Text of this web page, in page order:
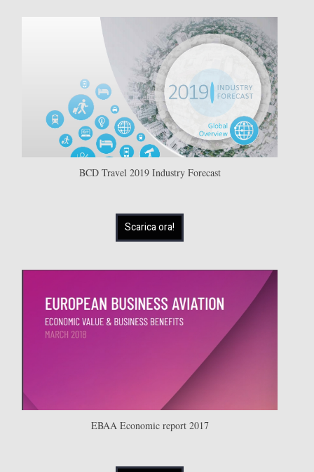
BCD Travel 2019 Industry Forecast
Scarica ora!
EBAA Economic report 2017